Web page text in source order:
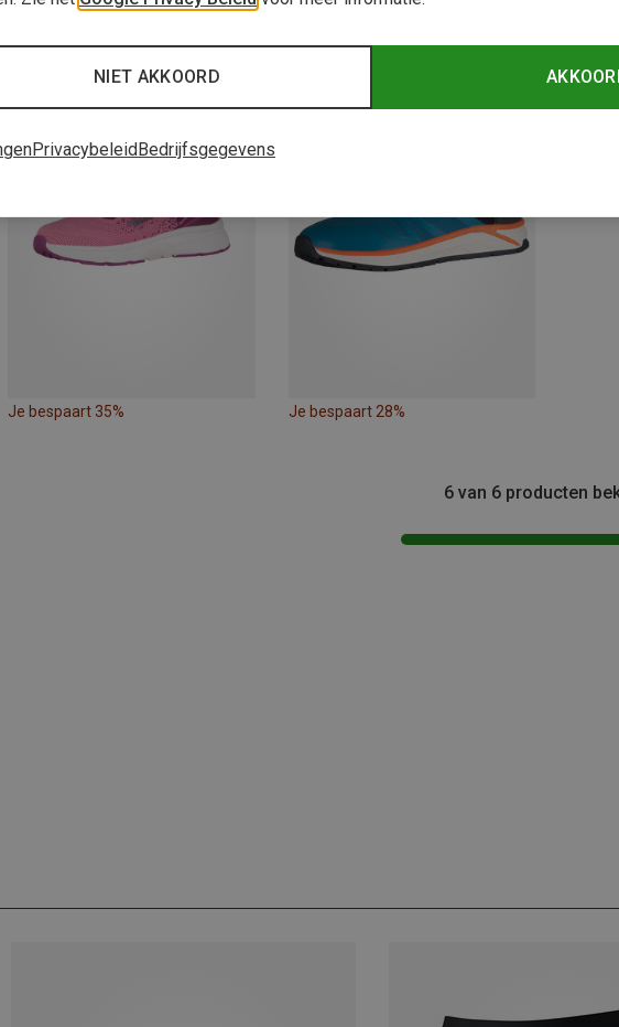
Je bespaart 35% Je bespaart 28%
6 van 6 producten
NIET AKKOORD
Privacybeleid Bedrijfsgegevens